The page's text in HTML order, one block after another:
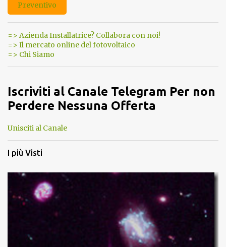
Preventivo
=> Azienda Installatrice? Collabora con noi!
=> Il mercato online del fotovoltaico
=> Chi Siamo
Iscriviti al Canale Telegram Per non
Perdere Nessuna Offerta
Unisciti al Canale
I più Visti